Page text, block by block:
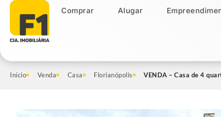
Comprar Alugar
Comprar Alugar
Início Venda Casa Florianópolis VENDA – Casa de 4